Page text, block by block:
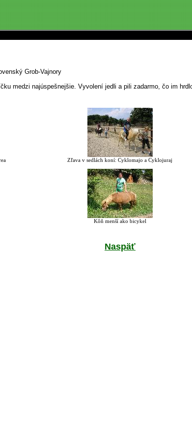
Grob-Vajnory
medzi najúspešnejšie. Vyvolení jedli a pili zadarmo, čo im
Zľava v sedlách koní: Cyklomajo a Cyklojuraj
Kôň menší ako bicykel
Naspäť